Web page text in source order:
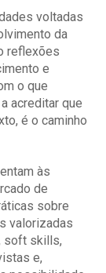
voltadas
da
reflexões
e
o que
acreditar que
é o caminho
às
de
sobre
valorizadas
soft skills,
e,